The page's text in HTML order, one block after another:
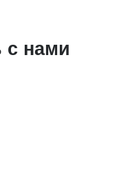
с нами